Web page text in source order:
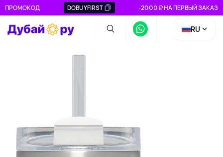
ПРОМОКОД DOBUYFIRST -2000 ₽ НА ПЕРВЫЙ ЗАКАЗ
RU